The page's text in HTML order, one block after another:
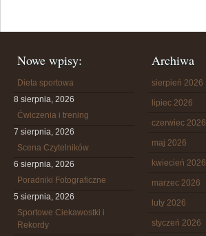
Nowe wpisy:
Dieta sportowa
8 sierpnia, 2026
Ćwiczenia i trening
7 sierpnia, 2026
Scena Czytelników
6 sierpnia, 2026
Poradniki Fotograficzne
5 sierpnia, 2026
Sportowe Ciekawostki i
Rekordy
Archiwa
sierpień 2026
lipiec 2026
czerwiec 2026
maj 2026
kwiecień 2026
marzec 2026
luty 2026
styczeń 2026